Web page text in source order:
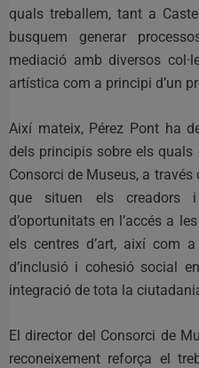
quals treballem, tant a
busquem generar
mediació amb diversos
artística com a principi d’un
Així mateix, Pérez Pont ha
dels principis sobre els quals
Consorci de Museus, a
que situen els creadors
d’oportunitats en l’accés a
els centres d’art, així com
d’inclusió i cohesió social
integració de tota la
El director del Consorci de
reconeixement reforça el